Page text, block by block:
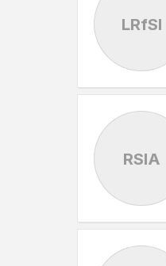
LRfSI
RSIA